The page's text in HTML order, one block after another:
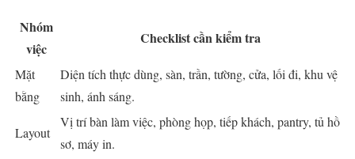
Nhóm
việc
Checklist cần kiểm tra
Mặt
bằng
Diện tích thực dùng, sàn, trần, tường, cửa, lối đi, khu vệ
sinh, ánh sáng.
Layout
Vị trí bàn làm việc, phòng họp, tiếp khách, pantry, tủ hồ
sơ, máy in.